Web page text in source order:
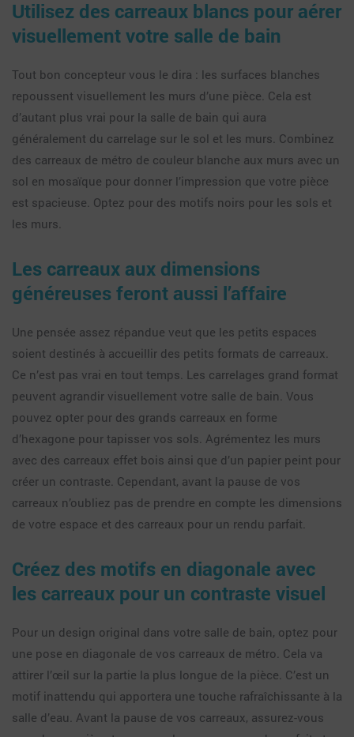
Utilisez des carreaux blancs pour aérer
visuellement votre salle de bain
Tout bon concepteur vous le dira : les surfaces blanches
repoussent visuellement les murs d’une pièce. Cela est
d’autant plus vrai pour la salle de bain qui aura
généralement du carrelage sur le sol et les murs. Combinez
des carreaux de métro de couleur blanche aux murs avec un
sol en mosaïque pour donner l’impression que votre pièce
est spacieuse. Optez pour des motifs noirs pour les sols et
les murs.
Les carreaux aux dimensions
généreuses feront aussi l’affaire
Une pensée assez répandue veut que les petits espaces
soient destinés à accueillir des petits formats de carreaux.
Ce n’est pas vrai en tout temps. Les carrelages grand format
peuvent agrandir visuellement votre salle de bain. Vous
pouvez opter pour des grands carreaux en forme
d’hexagone pour tapisser vos sols. Agrémentez les murs
avec des carreaux effet bois ainsi que d’un papier peint pour
créer un contraste. Cependant, avant la pause de vos
carreaux n’oubliez pas de prendre en compte les dimensions
de votre espace et des carreaux pour un rendu parfait.
Créez des motifs en diagonale avec
les carreaux pour un contraste visuel
Pour un design original dans votre salle de bain, optez pour
une pose en diagonale de vos carreaux de métro. Cela va
attirer l’œil sur la partie la plus longue de la pièce. C’est un
motif inattendu qui apportera une touche rafraîchissante à la
salle d’eau. Avant la pause de vos carreaux, assurez-vous